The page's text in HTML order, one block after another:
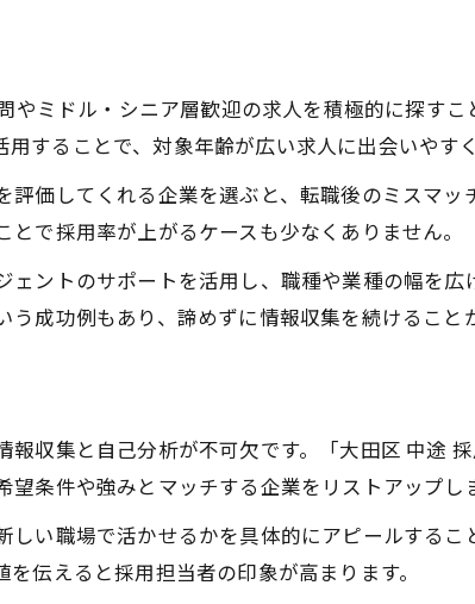
ミドル・シニア層歓迎の求人を積極的に探す
することで、対象年齢が広い求人に出会いやすく
価してくれる企業を選ぶと、転職後のミスマ
で採用率が上がるケースも少なくありません。
ントのサポートを活用し、職種や業種の幅を
成功例もあり、諦めずに情報収集を続けること
収集と自己分析が不可欠です。「大田区 中途
条件や強みとマッチする企業をリストアップし
い職場で活かせるかを具体的にアピールする
伝えると採用担当者の印象が高まります。